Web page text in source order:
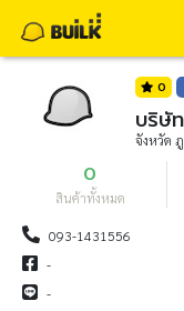
0
บริษั
จังหวัด
0
สินค้าทั้งหมด
093-1431556
-
-